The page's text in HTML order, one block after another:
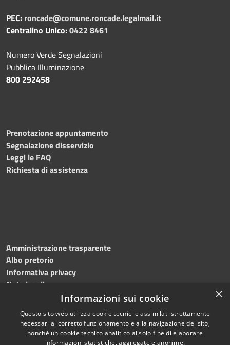
PEC: roncade@comune.roncade.legalmail.it
Centralino Unico:0422 8461
Numero Verde Segnalazioni
Pubblica Illuminazione
800 292458
Prenotazione appuntamento
Segnalazione disservizio
Leggi le FAQ
Richiesta di assistenza
Amministrazione trasparente
Albo pretorio
Informativa privacy
Note legali
Dichiarazione di accessibilità
×
Informazioni sui cookie
Questo sito web utilizza cookie tecnici e assimilati strettamente
necessari al corretto funzionamento e alla navigazione del sito,
nonché un cookie tecnico analitico al solo fine di elaborare
informazioni statistiche, aggregate e anonime.